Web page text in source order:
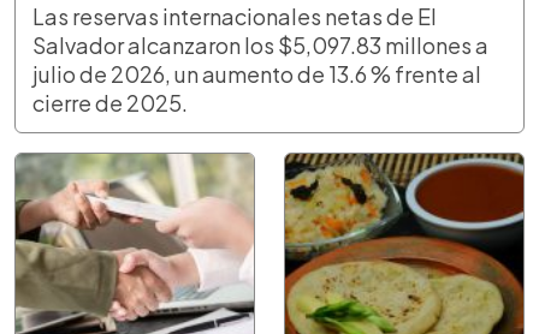
Las reservas internacionales netas de El
Salvador alcanzaron los $5,097.83 millones a
julio de 2026, un aumento de 13.6 % frente al
cierre de 2025.